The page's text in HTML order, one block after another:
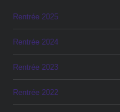
Rentrée 2025
Rentrée 2024
Rentrée 2023
Rentrée 2022